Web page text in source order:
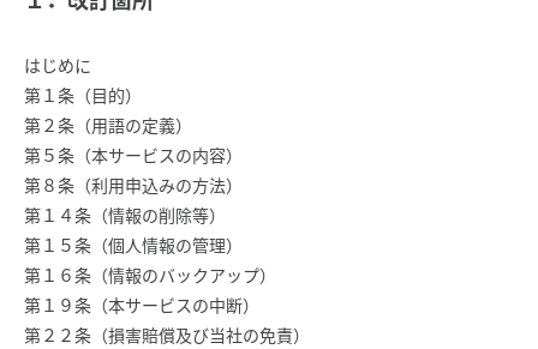
はじめに
第１条（目的）
第２条（用語の定義）
第５条（本サービスの内容）
第８条（利用申込みの方法）
第１４条（情報の削除等）
第１５条（個人情報の管理）
第１６条（情報のバックアップ）
第１９条（本サービスの中断）
第２２条（損害賠償及び当社の免責）